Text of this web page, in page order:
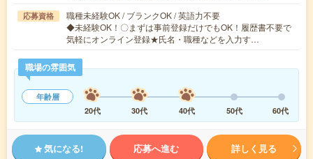
応募資格
職種未経験OK / ブランクOK / 英語力不要
◆未経験OK！〇まずは事前登録だけでもOK！履歴書不要で
気軽にオンライン登録★氏名・職種などを入力す…
職場の雰囲気
年齢層
20代
30代 40代 50代 60代
気になる! 応募へ進む 詳しく見る